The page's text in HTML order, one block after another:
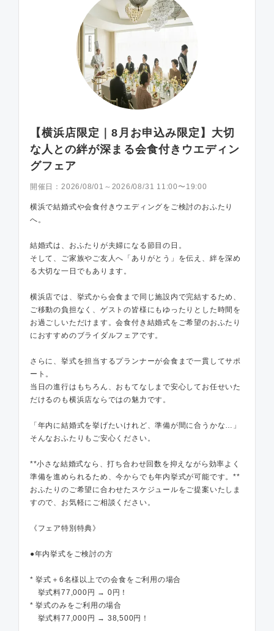
【横浜店限定｜8月お申込み限定】大切
な人との絆が深まる会食付きウエディン
グフェア
開催日： 2026/08/01～2026/08/31 11:00〜19:00
横浜で結婚式や会食付きウエディングをご検討のおふたり
へ。
結婚式は、おふたりが夫婦になる節目の日。
そして、ご家族やご友人へ「ありがとう」を伝え、絆を深め
る大切な一日でもあります。
横浜店では、挙式から会食まで同じ施設内で完結するため、
ご移動の負担なく、ゲストの皆様にもゆったりとした時間を
お過ごしいただけます。会食付き結婚式をご希望のおふたり
におすすめのブライダルフェアです。
さらに、挙式を担当するプランナーが会食まで一貫してサポ
ート。
当日の進行はもちろん、おもてなしまで安心してお任せいた
だけるのも横浜店ならではの魅力です。
「年内に結婚式を挙げたいけれど、準備が間に合うかな…」
そんなおふたりもご安心ください。
**小さな結婚式なら、打ち合わせ回数を抑えながら効率よく
準備を進められるため、今からでも年内挙式が可能です。**
おふたりのご希望に合わせたスケジュールをご提案いたしま
すので、お気軽にご相談ください。
《フェア特別特典》
●年内挙式をご検討の方
* 挙式＋6名様以上での会食をご利用の場合
挙式料77,000円 → 0円！
* 挙式のみをご利用の場合
挙式料77,000円 → 38,500円！